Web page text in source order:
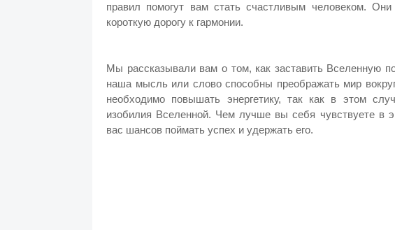
правил помогут вам стать счастливым человеком.
короткую дорогу к гармонии.
Мы рассказывали вам о том, как заставить Вселенную
наша мысль или слово способны преображать мир
необходимо повышать энергетику, так как в этом
изобилия Вселенной. Чем лучше вы себя чувствуете в
вас шансов поймать успех и удержать его.